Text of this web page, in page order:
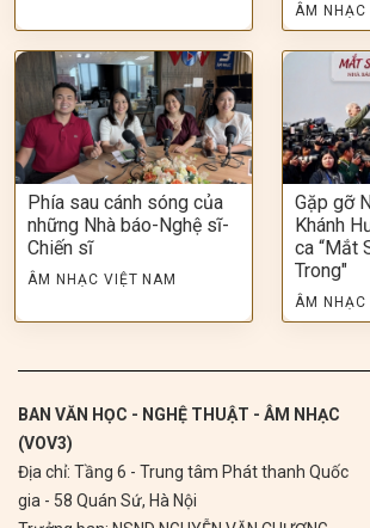
ÂM NHẠC
Phía sau cánh sóng của
những Nhà báo-Nghệ sĩ-
Chiến sĩ
ÂM NHẠC VIỆT NAM
Gặp gỡ
Khánh
ca “Mắt
Trong"
ÂM NHẠC
BAN VĂN HỌC - NGHỆ THUẬT - ÂM NHẠC
(VOV3)
Địa chỉ: Tầng 6 - Trung tâm Phát thanh Quốc
gia - 58 Quán Sứ, Hà Nội